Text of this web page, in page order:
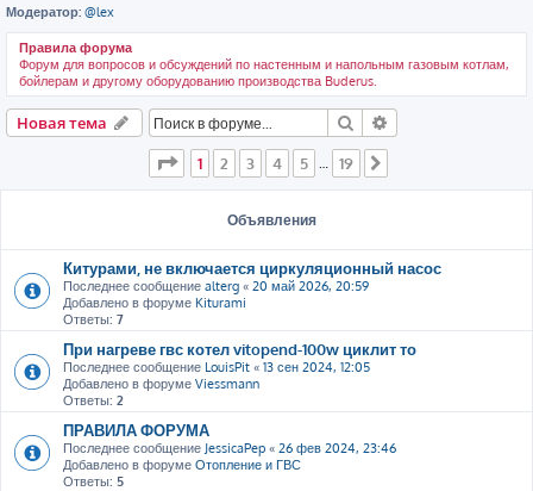
Модератор: @lex
Правила форума
Форум для вопросов и обсуждений по настенным и напольным газовым котлам,
бойлерам и другому оборудованию производства Buderus.
Новая тема Поиск
Страница из 19
1 2 3 4 5 … 19
Объявления
Китурами, не включается циркуляционный насос
Последнее сообщение alterg « 20 май 2026, 20:59
Добавлено в форуме Kiturami
Ответы: 7
При нагреве гвс котел vitopend-100w циклит то
Последнее сообщение LouisPit « 13 сен 2024, 12:05
Добавлено в форуме Viessmann
Ответы: 2
ПРАВИЛА ФОРУМА
Последнее сообщение JessicaPep « 26 фев 2024, 23:46
Добавлено в форуме Отопление и ГВС
Ответы: 5